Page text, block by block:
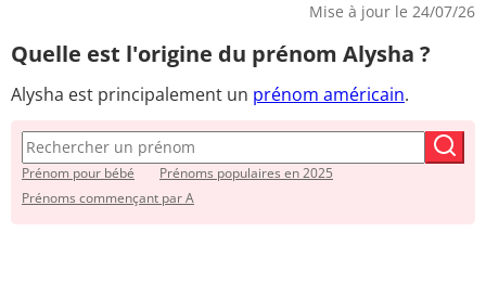
Mise à jour le 24/07/26
Quelle est l'origine du prénom Alysha ?
Alysha est principalement un prénom américain.
Prénom pour bébé
Prénoms populaires en 2025
Prénoms commençant par A